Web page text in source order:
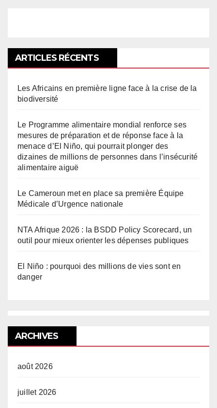
ARTICLES RÉCENTS
Les Africains en première ligne face à la crise de la
biodiversité
Le Programme alimentaire mondial renforce ses
mesures de préparation et de réponse face à la
menace d’El Niño, qui pourrait plonger des
dizaines de millions de personnes dans l’insécurité
alimentaire aiguë
Le Cameroun met en place sa première Équipe
Médicale d’Urgence nationale
NTA Afrique 2026 : la BSDD Policy Scorecard, un
outil pour mieux orienter les dépenses publiques
El Niño : pourquoi des millions de vies sont en
danger
ARCHIVES
août 2026
juillet 2026